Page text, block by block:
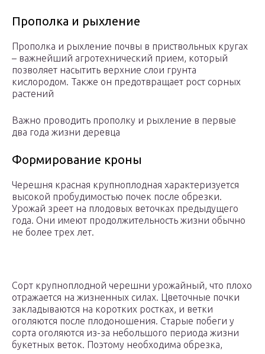
Прополка и рыхление
Прополка и рыхление почвы в приствольных кругах
– важнейший агротехнический прием, который
позволяет насытить верхние слои грунта
кислородом. Также он предотвращает рост сорных
растений
Важно проводить прополку и рыхление в первые
два года жизни деревца
Формирование кроны
Черешня красная крупноплодная характеризуется
высокой пробудимостью почек после обрезки.
Урожай зреет на плодовых веточках предыдущего
года. Они имеют продолжительность жизни обычно
не более трех лет.
Сорт крупноплодной черешни урожайный, что плохо
отражается на жизненных силах. Цветочные почки
закладываются на коротких ростках, и ветки
оголяются после плодоношения. Старые побеги у
сорта оголяются из-за небольшого периода жизни
букетных веток. Поэтому необходима обрезка,